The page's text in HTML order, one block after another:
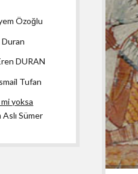
Özoğlu
DURAN
Tufan
yoksa
Aslı Sümer